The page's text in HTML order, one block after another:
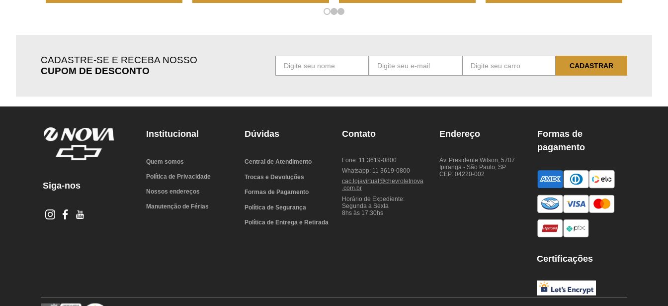
CADASTRE-SE E RECEBA NOSSO
CUPOM DE DESCONTO
CADASTRAR
Siga-nos
Institucional
Quem somos
Política de Privacidade
Nossos endereços
Manutenção de Férias
Dúvidas
Central de Atendimento
Trocas e Devoluções
Formas de Pagamento
Política de Segurança
Política de Entrega e Retirada
Contato
Fone: 11 3619-0800
Whatsapp: 11 3619-0800
cac.lojavirtual@chevroletnova
.com.br
Horário de Expediente:
Segunda a Sexta
8hs às 17:30hs
Endereço
Av. Presidente Wilson, 5707
Ipiranga - São Paulo, SP
CEP: 04220-002
Formas de
pagamento
Certificações